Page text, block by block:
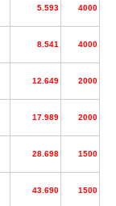
5.593 4000
8.541 4000
12.649 2000
17.989 2000
28.698 1500
43.690 1500